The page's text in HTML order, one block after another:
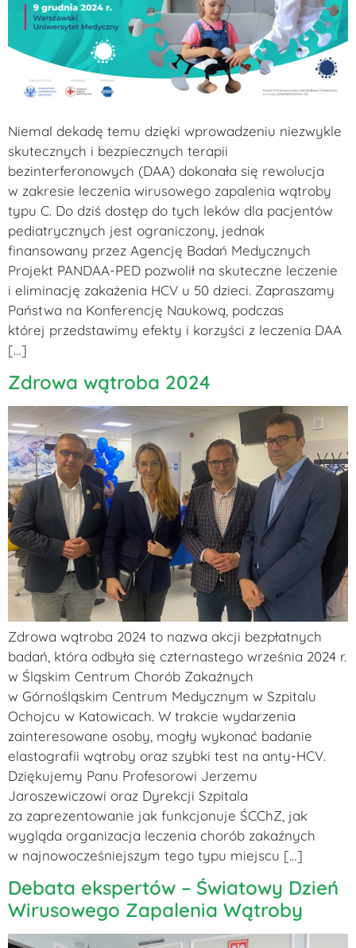
Niemal dekadę temu dzięki wprowadzeniu niezwykle
skutecznych i bezpiecznych terapii
bezinterferonowych (DAA) dokonała się rewolucja
w zakresie leczenia wirusowego zapalenia wątroby
typu C. Do dziś dostęp do tych leków dla pacjentów
pediatrycznych jest ograniczony, jednak
finansowany przez Agencję Badań Medycznych
Projekt PANDAA-PED pozwolił na skuteczne leczenie
i eliminację zakażenia HCV u 50 dzieci. Zapraszamy
Państwa na Konferencję Naukową, podczas
której przedstawimy efekty i korzyści z leczenia DAA
[…]
Zdrowa wątroba 2024
Zdrowa wątroba 2024 to nazwa akcji bezpłatnych
badań, która odbyła się czternastego września 2024 r.
w Śląskim Centrum Chorób Zakaźnych
w Górnośląskim Centrum Medycznym w Szpitalu
Ochojcu w Katowicach. W trakcie wydarzenia
zainteresowane osoby, mogły wykonać badanie
elastografii wątroby oraz szybki test na anty-HCV.
Dziękujemy Panu Profesorowi Jerzemu
Jaroszewiczowi oraz Dyrekcji Szpitala
za zaprezentowanie jak funkcjonuje ŚCChZ, jak
wygląda organizacja leczenia chorób zakaźnych
w najnowocześniejszym tego typu miejscu […]
Debata ekspertów – Światowy Dzień
Wirusowego Zapalenia Wątroby